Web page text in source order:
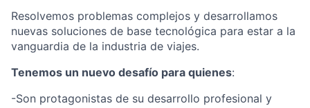
Resolvemos problemas complejos y desarrollamos
nuevas soluciones de base tecnológica para estar a la
vanguardia de la industria de viajes.
Tenemos un nuevo desafío para quienes:
-Son protagonistas de su desarrollo profesional y